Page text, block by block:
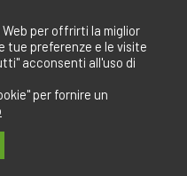
per offrirti la miglior
tue preferenze e le visite
acconsenti all'uso di
per fornire un